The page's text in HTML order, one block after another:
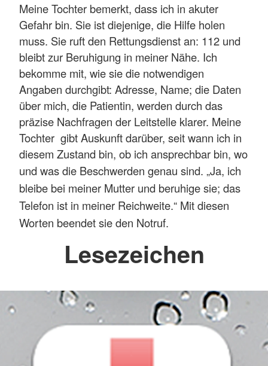
Meine Tochter bemerkt, dass ich in akuter
Gefahr bin. Sie ist diejenige, die Hilfe holen
muss. Sie ruft den Rettungsdienst an: 112 und
bleibt zur Beruhigung in meiner Nähe. Ich
bekomme mit, wie sie die notwendigen
Angaben durchgibt: Adresse, Name; die Daten
über mich, die Patientin, werden durch das
präzise Nachfragen der Leitstelle klarer. Meine
Tochter gibt Auskunft darüber, seit wann ich in
diesem Zustand bin, ob ich ansprechbar bin, wo
und was die Beschwerden genau sind. „Ja, ich
bleibe bei meiner Mutter und beruhige sie; das
Telefon ist in meiner Reichweite.“ Mit diesen
Worten beendet sie den Notruf.
Lesezeichen